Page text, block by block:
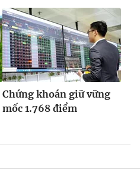
Chứng khoán giữ vững
mốc 1.768 điểm